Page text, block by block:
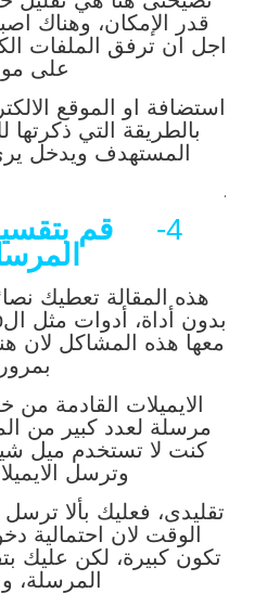
قدر الإمكان، وهناك
اجل ان ترفق الملفات
على
استضافة او الموقع
بالطريقة التي ذكرتها
المستهدف ويدخل
.
4- قم
هذه المقالة تعطيك
معها هذه المشاكل لان
بمرور
الايميلات القادمة من
مرسلة لعدد كبير من
كنت لا تستخدم ميل
وترسل
تقليدى، فعليك بألا
الوقت لان احتمالية
تكون كبيرة، لكن عليك
المرسلة،